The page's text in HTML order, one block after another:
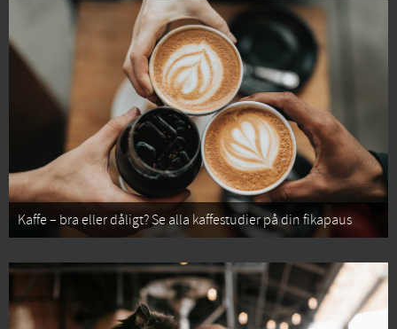
Kaffe – bra eller dåligt? Se alla kaffestudier på din fikapaus